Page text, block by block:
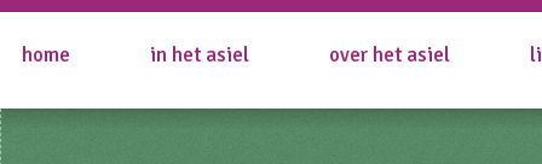
home in het asiel over het asiel